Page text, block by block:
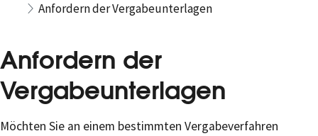
Anfordern der Vergabeunterlagen
Anfordern der
Vergabeunterlagen
Möchten Sie an einem bestimmten Vergabeverfahren